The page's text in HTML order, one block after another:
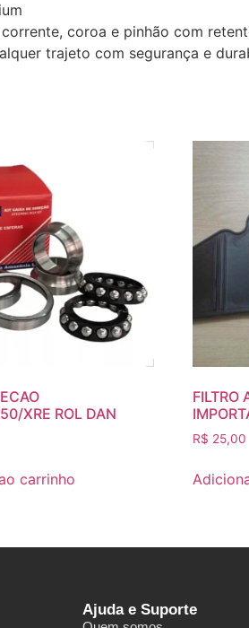
coroa e pinhão com
trajeto com segurança e
XRE ROL DAN
carrinho
FILTRO
R$ 25,00
Ajuda e Suporte